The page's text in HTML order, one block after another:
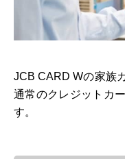
JCB CARD Wの家族
通常のクレジットカ
す。